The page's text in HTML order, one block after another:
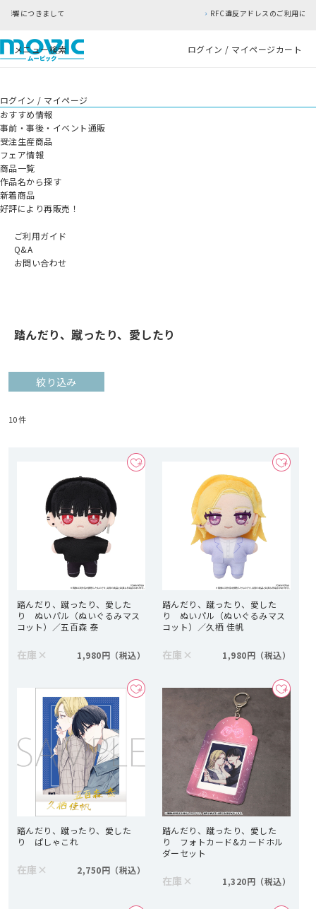
RFC違反アドレスのご利用について
メニュー検索 ログイン / マイページカート
ログイン / マイページ
おすすめ情報
事前・事後・イベント通販
受注生産商品
フェア情報
商品一覧
作品名から探す
新着商品
好評により再販売！
ご利用ガイド
Q&A
お問い合わせ
踏んだり、蹴ったり、愛したり
絞り込み
10件
踏んだり、蹴ったり、愛した
り ぬいパル（ぬいぐるみマス
コット）／五百森 泰
在庫 × 1,980円
踏んだり、蹴ったり、愛した
り ぬいパル（ぬいぐるみマス
コット）／久栖 佳帆
在庫 × 1,980円
踏んだり、蹴ったり、愛した
り ぱしゃこれ
在庫 × 2,750円
踏んだり、蹴ったり、愛した
り フォトカード&カードホル
ダーセット
在庫 × 1,320円